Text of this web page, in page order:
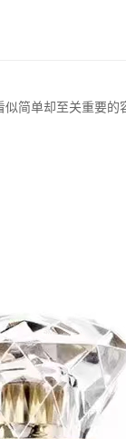
似简单却至关重要